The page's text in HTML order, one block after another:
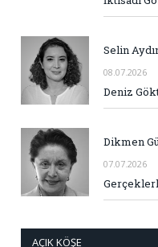
Selin
08.07.2026
Deniz
Dikmen
07.07.2026
AÇIK KÖŞE